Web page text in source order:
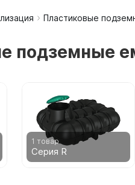
Емкости
Емкости
Емкости
Емкости
Емкости
Пластиковые
подземные
1 товар
Серия R